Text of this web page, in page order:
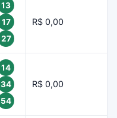
13
17
27
R$ 0,00
14
34
54
R$ 0,00